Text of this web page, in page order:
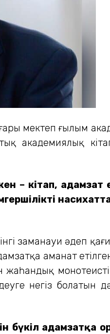
мектеп ғылым
академиялық
– кітап, адамзат
заманауи әдеп
аманат
жаһандық
негіз болатын
бүкіл адамзатқа